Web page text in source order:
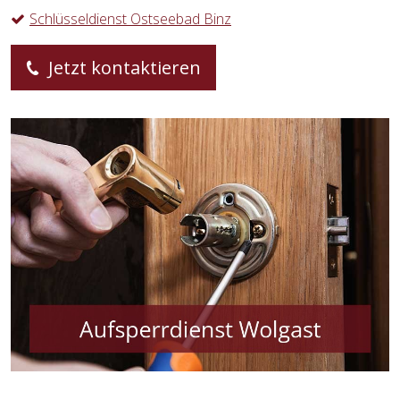
Schlüsseldienst Ostseebad Binz
Jetzt kontaktieren